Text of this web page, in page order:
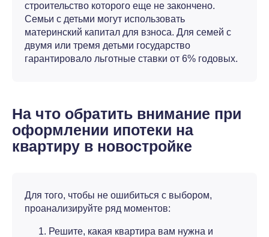
строительство которого еще не закончено.
Семьи с детьми могут использовать
материнский капитал для взноса. Для семей с
двумя или тремя детьми государство
гарантировало льготные ставки от 6% годовых.
На что обратить внимание при
оформлении ипотеки на
квартиру в новостройке
Для того, чтобы не ошибиться с выбором,
проанализируйте ряд моментов:
Решите, какая квартира вам нужна и